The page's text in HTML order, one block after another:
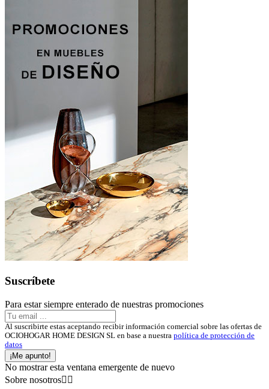
Suscríbete
Para estar siempre enterado de nuestras promociones
Al suscribirte estas aceptando recibir información comercial sobre las ofertas de
OCIOHOGAR HOME DESIGN SL en base a nuestra política de protección de
datos
¡Me apunto!
No mostrar esta ventana emergente de nuevo
Sobre nosotros 